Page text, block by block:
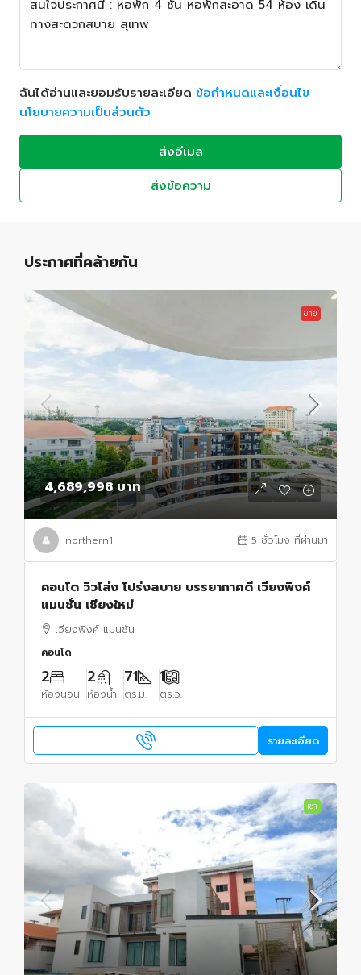
ฉันได้อ่านและยอมรับรายละเอียด ข้อกำหนดและเงื่อนไข
นโยบายความเป็นส่วนตัว
ส่งอีเมล
ส่งข้อความ
ประกาศที่คล้ายกัน
ขาย
4,689,998 บาท
northern1 5 ชั่วโมง ที่ผ่านมา
คอนโด วิวโล่ง โปร่งสบาย บรรยากาศดี เวียงพิงค์
แมนชั่น เชียงใหม่
เวียงพิงค์ แมนชั่น
คอนโด
2
ห้องนอน
2
ห้องน้ำ
71
ตร.ม.
1
ตร.ว.
รายละเอียด
เช่า